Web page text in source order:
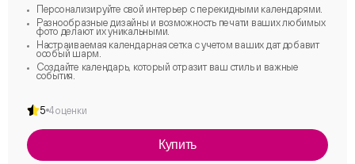
Персонализируйте свой интерьер с перекидными календарями.
Разнообразные дизайны и возможность печати ваших любимых
фото делают их уникальными.
Настраиваемая календарная сетка с учетом ваших дат добавит
особый шарм.
Создайте календарь, который отразит ваш стиль и важные
события.
5 4 оценки
Купить